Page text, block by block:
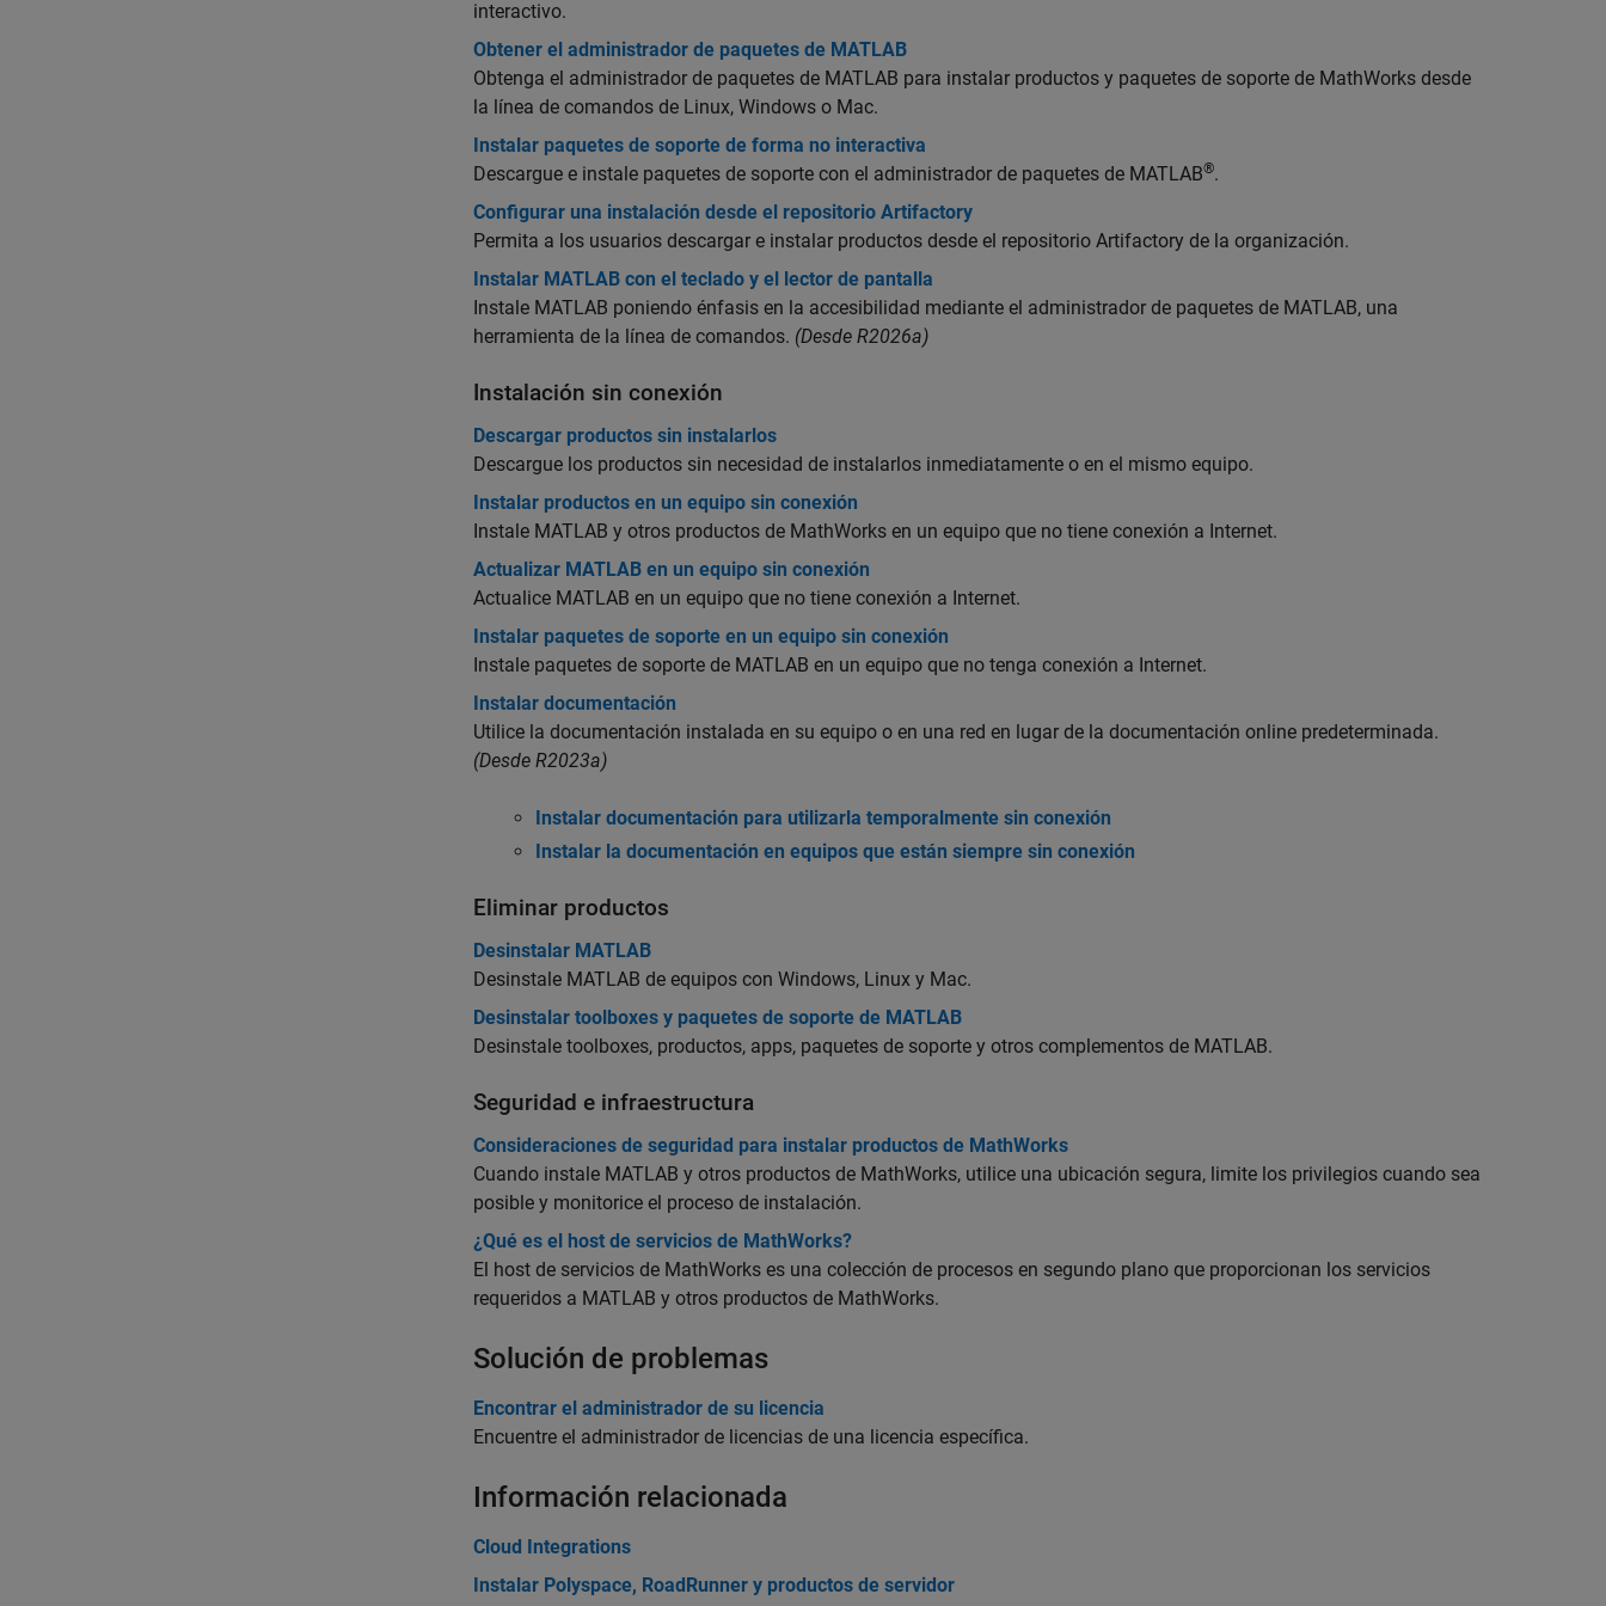
interactivo.
Obtener el administrador de paquetes de MATLAB
Obtenga el administrador de paquetes de MATLAB para instalar productos y paquetes de soporte de MathWorks desde
la línea de comandos de Linux, Windows o Mac.
Instalar paquetes de soporte de forma no interactiva
Descargue e instale paquetes de soporte con el administrador de paquetes de MATLAB®.
Configurar una instalación desde el repositorio Artifactory
Permita a los usuarios descargar e instalar productos desde el repositorio Artifactory de la organización.
Instalar MATLAB con el teclado y el lector de pantalla
Instale MATLAB poniendo énfasis en la accesibilidad mediante el administrador de paquetes de MATLAB, una
herramienta de la línea de comandos. (Desde R2026a)
Instalación sin conexión
Descargar productos sin instalarlos
Descargue los productos sin necesidad de instalarlos inmediatamente o en el mismo equipo.
Instalar productos en un equipo sin conexión
Instale MATLAB y otros productos de MathWorks en un equipo que no tiene conexión a Internet.
Actualizar MATLAB en un equipo sin conexión
Actualice MATLAB en un equipo que no tiene conexión a Internet.
Instalar paquetes de soporte en un equipo sin conexión
Instale paquetes de soporte de MATLAB en un equipo que no tenga conexión a Internet.
Instalar documentación
Utilice la documentación instalada en su equipo o en una red en lugar de la documentación online predeterminada.
(Desde R2023a)
Instalar documentación para utilizarla temporalmente sin conexión
Instalar la documentación en equipos que están siempre sin conexión
Eliminar productos
Desinstalar MATLAB
Desinstale MATLAB de equipos con Windows, Linux y Mac.
Desinstalar toolboxes y paquetes de soporte de MATLAB
Desinstale toolboxes, productos, apps, paquetes de soporte y otros complementos de MATLAB.
Seguridad e infraestructura
Consideraciones de seguridad para instalar productos de MathWorks
Cuando instale MATLAB y otros productos de MathWorks, utilice una ubicación segura, limite los privilegios cuando sea
posible y monitorice el proceso de instalación.
¿Qué es el host de servicios de MathWorks?
El host de servicios de MathWorks es una colección de procesos en segundo plano que proporcionan los servicios
requeridos a MATLAB y otros productos de MathWorks.
Solución de problemas
Encontrar el administrador de su licencia
Encuentre el administrador de licencias de una licencia específica.
Información relacionada
Cloud Integrations
Instalar Polyspace, RoadRunner y productos de servidor